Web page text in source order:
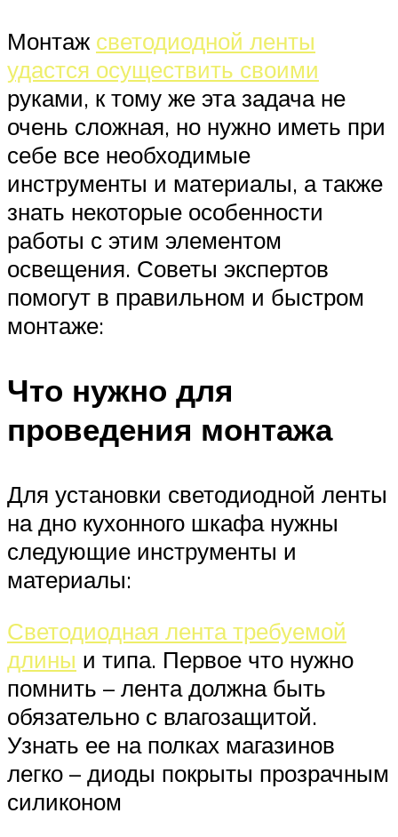
Монтаж светодиодной ленты
удастся осуществить своими
руками, к тому же эта задача не
очень сложная, но нужно иметь при
себе все необходимые
инструменты и материалы, а также
знать некоторые особенности
работы с этим элементом
освещения. Советы экспертов
помогут в правильном и быстром
монтаже:
Что нужно для
проведения монтажа
Для установки светодиодной ленты
на дно кухонного шкафа нужны
следующие инструменты и
материалы:
Светодиодная лента требуемой
длины и типа. Первое что нужно
помнить – лента должна быть
обязательно с влагозащитой.
Узнать ее на полках магазинов
легко – диоды покрыты прозрачным
силиконом